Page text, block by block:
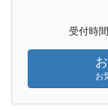
受付時
お